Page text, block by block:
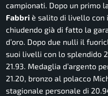
campionati. Dopo un primo
Fabbri è salito di livello con
chiudendo già di fatto la
d’oro. Dopo due nulli il
suoi livelli con lo splendido
21.93. Medaglia d’argento
21.20, bronzo al polacco
stagionale personale di